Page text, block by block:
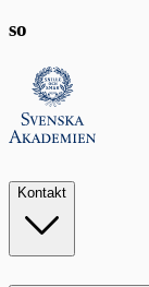
so
Kontakt